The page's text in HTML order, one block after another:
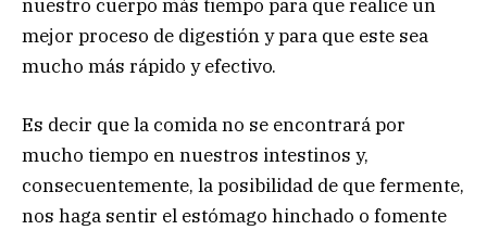
nuestro cuerpo más tiempo para que realice un
mejor proceso de digestión y para que este sea
mucho más rápido y efectivo.
Es decir que la comida no se encontrará por
mucho tiempo en nuestros intestinos y,
consecuentemente, la posibilidad de que fermente,
nos haga sentir el estómago hinchado o fomente